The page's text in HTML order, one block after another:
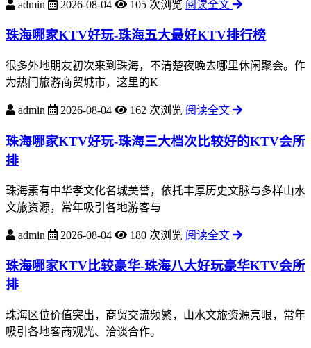
admin 2026-08-04 105 次浏览 阅读全文
珠海哪家KTV好玩-珠海五大最好KTV排行榜
很多外地朋友初次来到珠海，不清楚夜晚去哪里休闲聚会。作
为热门旅游商贸城市，这里的K
admin 2026-08-04 162 次浏览 阅读全文
珠海哪家KTV好玩-珠海三大档次比较好的KTV会所
排
珠海素有中华孝文化名城美誉，依托丰厚历史文脉与多样山水
文旅资源，常年吸引各地游客与
admin 2026-08-04 180 次浏览 阅读全文
珠海哪家KTV比较豪华-珠海八大好玩豪华KTV会所
排
珠海区位价值突出，商贸交流频繁，山水文旅资源亮眼，常年
吸引各地客商观光、洽谈合作。